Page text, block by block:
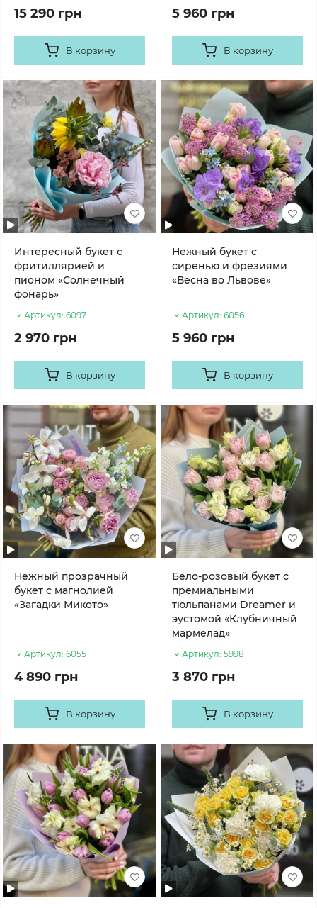
15 290 грн
В корзину
5 960 грн
В корзину
Интересный букет с
фритиллярией и
пионом «Солнечный
фонарь»
Артикул: 6097
2 970 грн
В корзину
Нежный букет с
сиренью и фрезиями
«Весна во Львове»
Артикул: 6056
5 960 грн
В корзину
Нежный прозрачный
букет с магнолией
«Загадки Микото»
Артикул: 6055
4 890 грн
В корзину
Бело-розовый букет с
премиальными
тюльпанами Dreamer и
эустомой «Клубничный
мармелад»
Артикул: 5998
3 870 грн
В корзину